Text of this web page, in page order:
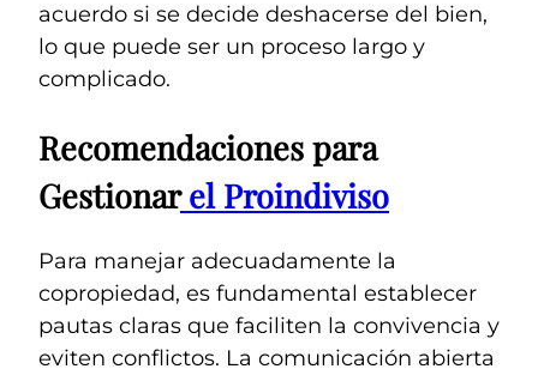
acuerdo si se decide deshacerse del bien,
lo que puede ser un proceso largo y
complicado.
Recomendaciones para
Gestionarel Proindiviso
Para manejar adecuadamente la
copropiedad, es fundamental establecer
pautas claras que faciliten la convivencia y
eviten conflictos. La comunicación abierta